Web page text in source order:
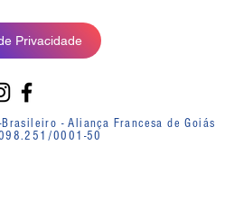
Privacidade
- Aliança Francesa de Goiás
0001-50